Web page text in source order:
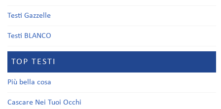
Testi Gazzelle
Testi BLANCO
TOP TESTI
Più bella cosa
Cascare Nei Tuoi Occhi